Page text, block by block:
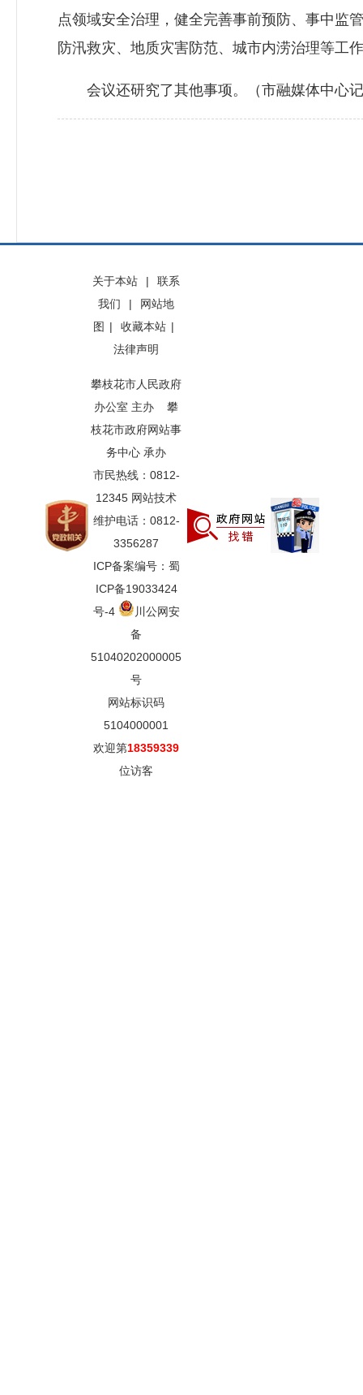
点领域安全治理，健全完善事前预防、事中监
防汛救灾、地质灾害防范、城市内涝治理等工
会议还研究了其他事项。（市融媒体中心记
关于本站 |
联系
我们
|
网站地
图 | 收藏本站 |
法律声明
攀枝花市人民政府
办公室 主办 攀
枝花市政府网站事
务中心 承办
市民热线：0812-
12345 网站技术
维护电话：0812-
3356287
ICP备案编号：蜀
ICP备19033424
号-4
川公网安
备
51040202000005
号
网站标识码
5104000001
欢迎第18359339
位访客